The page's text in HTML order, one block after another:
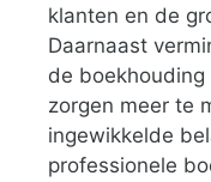
klanten en de
Daarnaast
de
zorgen meer te
ingewikkelde
professionele